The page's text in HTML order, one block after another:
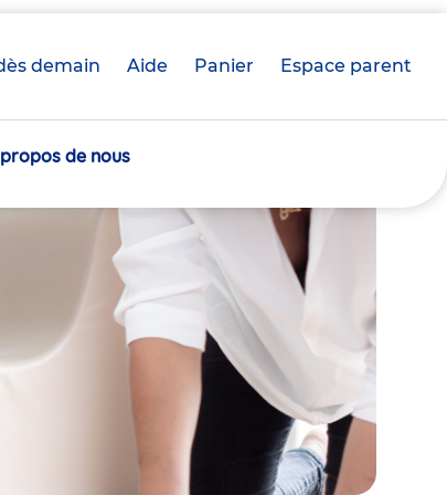
demain Aide Panier crèche(s)
Espace parent
de nous